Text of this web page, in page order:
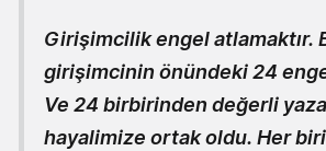
Girişimcilik engel atlamaktır.
girişimcinin önündeki 24
Ve 24 birbirinden değerli
hayalimize ortak oldu. Her